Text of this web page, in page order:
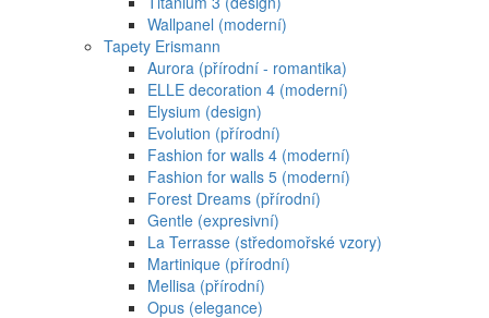
Wallpanel (moderní)
Tapety Erismann
Aurora (přírodní - romantika)
ELLE decoration 4 (moderní)
Elysium (design)
Evolution (přírodní)
Fashion for walls 4 (moderní)
Fashion for walls 5 (moderní)
Forest Dreams (přírodní)
Gentle (expresivní)
La Terrasse (středomořské vzory)
Martinique (přírodní)
Mellisa (přírodní)
Opus (elegance)